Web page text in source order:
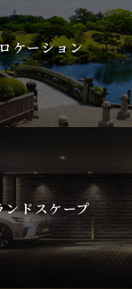
ケーション
ンドスケープ